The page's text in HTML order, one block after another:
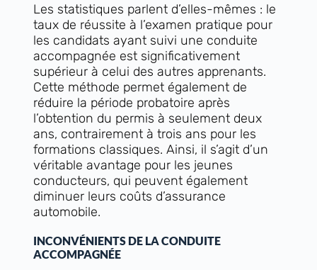
Les statistiques parlent d’elles-mêmes : le
taux de réussite à l’examen pratique pour
les candidats ayant suivi une conduite
accompagnée est significativement
supérieur à celui des autres apprenants.
Cette méthode permet également de
réduire la période probatoire après
l’obtention du permis à seulement deux
ans, contrairement à trois ans pour les
formations classiques. Ainsi, il s’agit d’un
véritable avantage pour les jeunes
conducteurs, qui peuvent également
diminuer leurs coûts d’assurance
automobile.
INCONVÉNIENTS DE LA CONDUITE
ACCOMPAGNÉE